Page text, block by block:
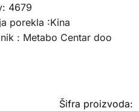
4679
porekla :Kina
: Metabo Centar doo
Šifra proizvoda: